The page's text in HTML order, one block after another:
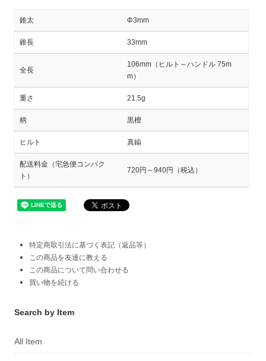
錐太 Φ3mm
錐長 33mm
全長
106mm（ヒルト～ハンドル 75m
m）
重さ 21.5g
柄 黒檀
ヒルト 真鍮
配送料金（宅急便コンパク
ト）
720円～940円（税込）
特定商取引法に基づく表記（返品等）
この商品を友達に教える
この商品について問い合わせる
買い物を続ける
Search by Item
All Item